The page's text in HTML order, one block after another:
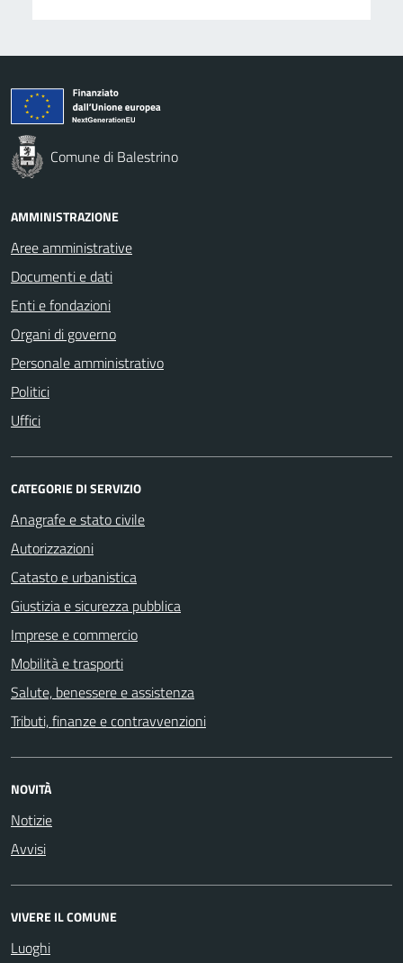
Comune di Balestrino
AMMINISTRAZIONE
Aree amministrative
Documenti e dati
Enti e fondazioni
Organi di governo
Personale amministrativo
Politici
Uffici
CATEGORIE DI SERVIZIO
Anagrafe e stato civile
Autorizzazioni
Catasto e urbanistica
Giustizia e sicurezza pubblica
Imprese e commercio
Mobilità e trasporti
Salute, benessere e assistenza
Tributi, finanze e contravvenzioni
NOVITÀ
Notizie
Avvisi
VIVERE IL COMUNE
Luoghi